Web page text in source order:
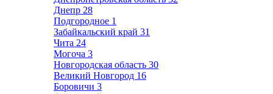
Днепр 28
Подгородное 1
Забайкальский край 31
Чита 24
Могоча 3
Новгородская область 30
Великий Новгород 16
Боровичи 3